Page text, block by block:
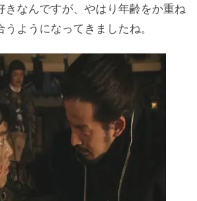
きなんですが、やはり年齢をか重ね
ようになってきましたね。